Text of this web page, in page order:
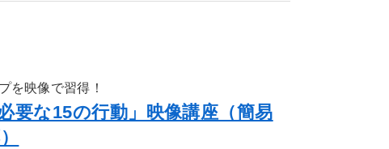
を映像で習得！
要な15の行動」映像講座（簡易